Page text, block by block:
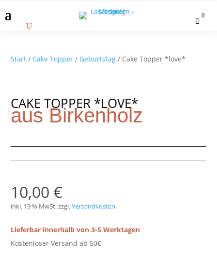

0
Start / Cake Topper / Geburtstag / Cake Topper *love*
CAKE TOPPER *LOVE*
aus Birkenholz
10,00 €
inkl. 19 % MwSt. zzgl.Versandkosten
Lieferbar innerhalb von 3-5 Werktagen
Kostenloser Versand ab 50€